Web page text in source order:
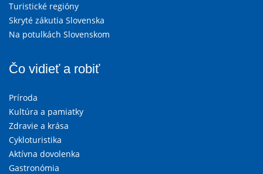
Turistické regióny
Skryté zákutia Slovenska
Na potulkách Slovenskom
Čo vidieť a robiť
Príroda
Kultúra a pamiatky
Zdravie a krása
Cykloturistika
Aktívna dovolenka
Gastronómia